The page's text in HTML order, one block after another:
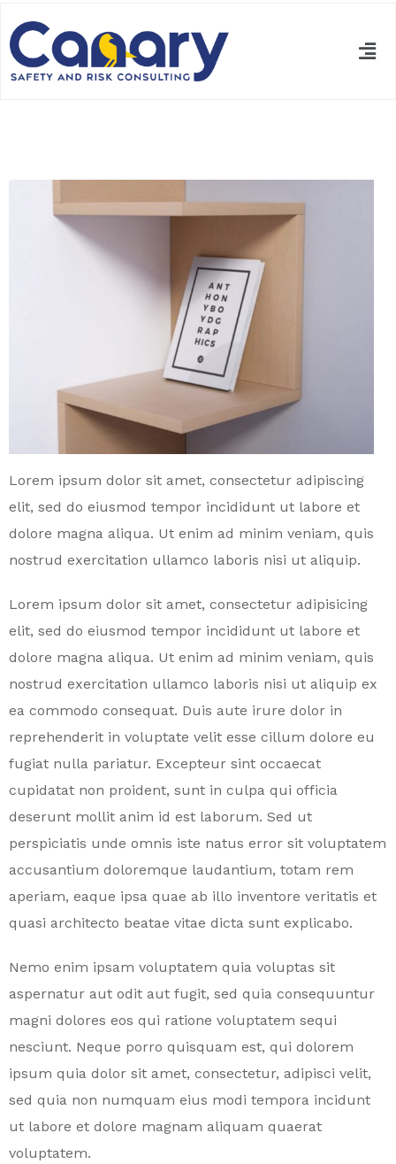
Lorem ipsum dolor sit amet, consectetur adipiscing
elit, sed do eiusmod tempor incididunt ut labore et
dolore magna aliqua. Ut enim ad minim veniam, quis
nostrud exercitation ullamco laboris nisi ut aliquip.
Lorem ipsum dolor sit amet, consectetur adipisicing
elit, sed do eiusmod tempor incididunt ut labore et
dolore magna aliqua. Ut enim ad minim veniam, quis
nostrud exercitation ullamco laboris nisi ut aliquip ex
ea commodo consequat. Duis aute irure dolor in
reprehenderit in voluptate velit esse cillum dolore eu
fugiat nulla pariatur. Excepteur sint occaecat
cupidatat non proident, sunt in culpa qui officia
deserunt mollit anim id est laborum. Sed ut
perspiciatis unde omnis iste natus error sit voluptatem
accusantium doloremque laudantium, totam rem
aperiam, eaque ipsa quae ab illo inventore veritatis et
quasi architecto beatae vitae dicta sunt explicabo.
Nemo enim ipsam voluptatem quia voluptas sit
aspernatur aut odit aut fugit, sed quia consequuntur
magni dolores eos qui ratione voluptatem sequi
nesciunt. Neque porro quisquam est, qui dolorem
ipsum quia dolor sit amet, consectetur, adipisci velit,
sed quia non numquam eius modi tempora incidunt
ut labore et dolore magnam aliquam quaerat
voluptatem.